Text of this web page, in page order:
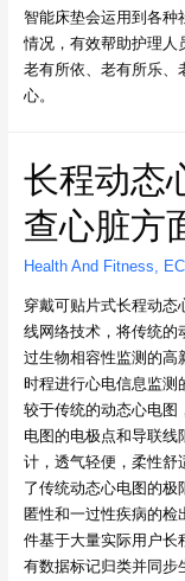
智能床垫会运用到各种
情况，有效帮助护理人
老有所依、老有所乐、
心。
长程动态
查心脏方
Health And Fitness
穿戴可贴片式长程动态
线网络技术，将传统的
过生物相容性监测的高
时程进行心电信息监测
较于传统的动态心电图
电图的电极点和导联线
计，透气轻便，柔性舒
了传统动态心电图的极
匿性和一过性疾病的检
件基于大量实际用户长
有数据标记归类并同步